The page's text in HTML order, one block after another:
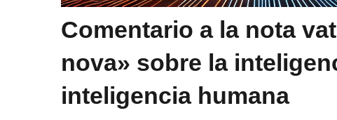
Comentario a la nota
nova» sobre la
inteligencia humana